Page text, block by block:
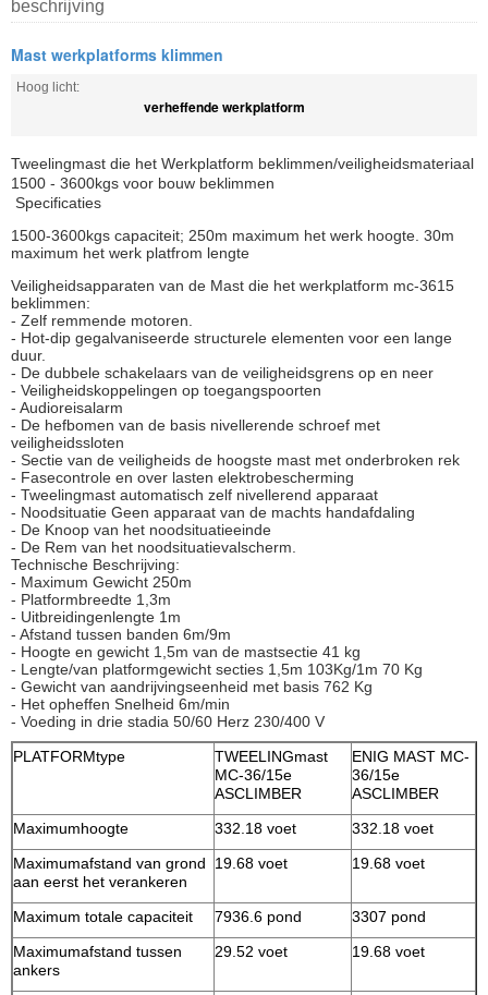
beschrijving
Mast werkplatforms klimmen
Hoog licht:
verheffende werkplatform
Tweelingmast die het Werkplatform beklimmen/veiligheidsmateriaal
1500 - 3600kgs voor bouw beklimmen
Specificaties
1500-3600kgs capaciteit; 250m maximum het werk hoogte. 30m
maximum het werk platfrom lengte
Veiligheidsapparaten van de Mast die het werkplatform mc-3615
beklimmen:
- Zelf remmende motoren.
- Hot-dip gegalvaniseerde structurele elementen voor een lange
duur.
- De dubbele schakelaars van de veiligheidsgrens op en neer
- Veiligheidskoppelingen op toegangspoorten
- Audioreisalarm
- De hefbomen van de basis nivellerende schroef met
veiligheidssloten
- Sectie van de veiligheids de hoogste mast met onderbroken rek
- Fasecontrole en over lasten elektrobescherming
- Tweelingmast automatisch zelf nivellerend apparaat
- Noodsituatie Geen apparaat van de machts handafdaling
- De Knoop van het noodsituatieeinde
- De Rem van het noodsituatievalscherm.
Technische Beschrijving:
- Maximum Gewicht 250m
- Platformbreedte 1,3m
- Uitbreidingenlengte 1m
- Afstand tussen banden 6m/9m
- Hoogte en gewicht 1,5m van de mastsectie 41 kg
- Lengte/van platformgewicht secties 1,5m 103Kg/1m 70 Kg
- Gewicht van aandrijvingseenheid met basis 762 Kg
- Het opheffen Snelheid 6m/min
- Voeding in drie stadia 50/60 Herz 230/400 V
PLATFORMtype
TWEELINGmast
MC-36/15e
ASCLIMBER
ENIG MAST MC-
36/15e
ASCLIMBER
Maximumhoogte
332.18 voet
332.18 voet
Maximumafstand van grond
aan eerst het verankeren
19.68 voet 19.68 voet
Maximum totale capaciteit 7936.6 pond
3307 pond
Maximumafstand tussen
ankers
29.52 voet 19.68 voet